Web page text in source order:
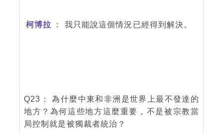
柯博拉 ： 我只能說這個情況已經得到解決。
Q23： 為什麼中東和非洲是世界上最不發達的
地方？為何這些地方這麼重要，不是被宗教當
局控制就是被獨裁者統治？